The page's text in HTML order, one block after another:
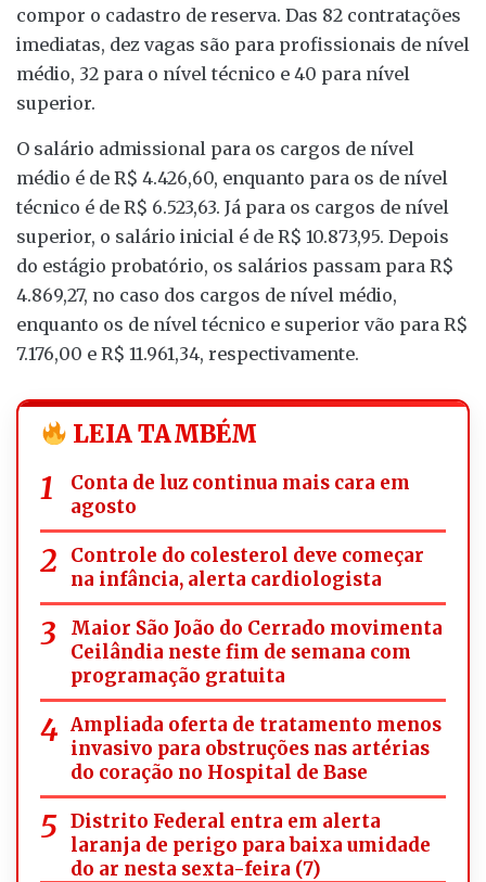
compor o cadastro de reserva. Das 82 contratações
imediatas, dez vagas são para profissionais de nível
médio, 32 para o nível técnico e 40 para nível
superior.
O salário admissional para os cargos de nível
médio é de R$ 4.426,60, enquanto para os de nível
técnico é de R$ 6.523,63. Já para os cargos de nível
superior, o salário inicial é de R$ 10.873,95. Depois
do estágio probatório, os salários passam para R$
4.869,27, no caso dos cargos de nível médio,
enquanto os de nível técnico e superior vão para R$
7.176,00 e R$ 11.961,34, respectivamente.
LEIA TAMBÉM
Conta de luz continua mais cara em
agosto
Controle do colesterol deve começar
na infância, alerta cardiologista
Maior São João do Cerrado movimenta
Ceilândia neste fim de semana com
programação gratuita
Ampliada oferta de tratamento menos
invasivo para obstruções nas artérias
do coração no Hospital de Base
Distrito Federal entra em alerta
laranja de perigo para baixa umidade
do ar nesta sexta-feira (7)